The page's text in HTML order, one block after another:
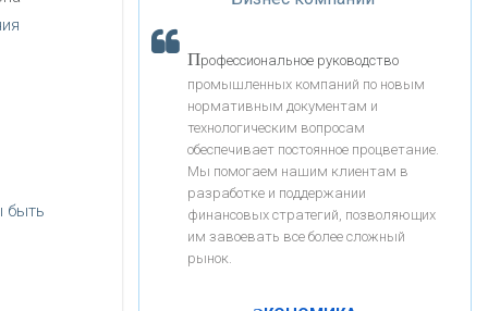
быть
«РОСЕВРОБАНК»
«ПРЕСС-СЛУЖБА ВТБ24»
«АВТОГРАДБАНК»
«Интервью»
Профессиональное руководство
промышленных компаний по новым
нормативным документам и
технологическим вопросам
обеспечивает постоянное процветание.
Мы помогаем нашим клиентам в
разработке и поддержании
финансовых стратегий, позволяющих
им завоевать все более сложный
рынок.